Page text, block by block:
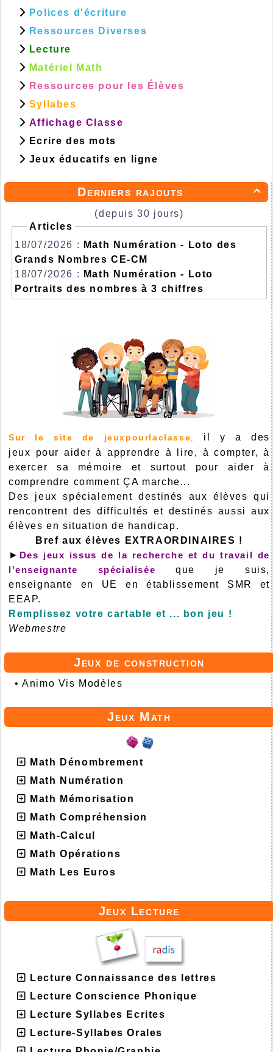

Derniers rajouts
(depuis 30 jours)
Articles
18/07/2026 :
Math Numération - Loto des
Grands Nombres CE-CM
18/07/2026 :
Math Numération - Loto
Portraits des nombres à 3 chiffres
Sur le site de jeuxpourlaclasse
il y a des
jeux pour aider à apprendre à lire, à compter, à
exercer sa mémoire et surtout pour aider à
comprendre comment ÇA marche...
Des jeux spécialement destinés aux élèves qui
rencontrent des difficultés et destinés aussi aux
élèves en situation de handicap.
Bref aux élèves EXTRAORDINAIRES !
► Des jeux issus de la recherche et du travail de
l'enseignante spécialisée que je suis,
enseignante en UE en établissement SMR et
EEAP.
Remplissez votre cartable et ... bon jeu !
Webmestre
Jeux de construction
•Animo Vis Modèles
Jeux Math
Math Dénombrement
Math Numération
Math Mémorisation
Math Compréhension
Math-Calcul
Math Opérations
Math Les Euros
Jeux Lecture
Lecture Connaissance des lettres
Lecture Conscience Phonique
Lecture Syllabes Ecrites
Lecture-Syllabes Orales
Polices d'écriture
Ressources Diverses
Lecture
Matériel Math
Ressources pour les Élèves
Syllabes
Affichage Classe
Ecrire des mots
Jeux éducatifs en ligne